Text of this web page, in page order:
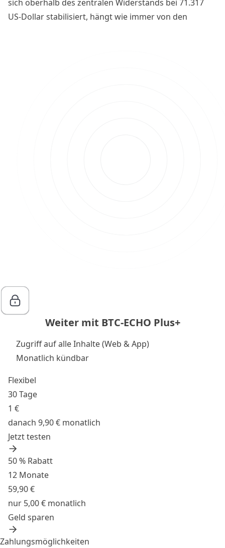
sich oberhalb des zentralen Widerstands bei 71.317
US-Dollar stabilisiert, hängt wie immer von den
Weiter mit BTC-ECHO Plus+
Zugriff auf alle Inhalte (Web & App)
Monatlich kündbar
Flexibel
30 Tage
1 €
danach 9,90 € monatlich
Jetzt testen
50 % Rabatt
12 Monate
59,90 €
nur 5,00 € monatlich
Geld sparen
Zahlungsmöglichkeiten